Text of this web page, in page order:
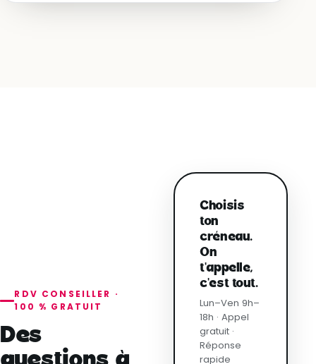
RDV CONSEILLER ·
100 % GRATUIT
Des
Choisis
ton
créneau.
On
t'appelle,
c'est tout.
Lun–Ven 9h–
18h · Appel
gratuit ·
Réponse
rapide